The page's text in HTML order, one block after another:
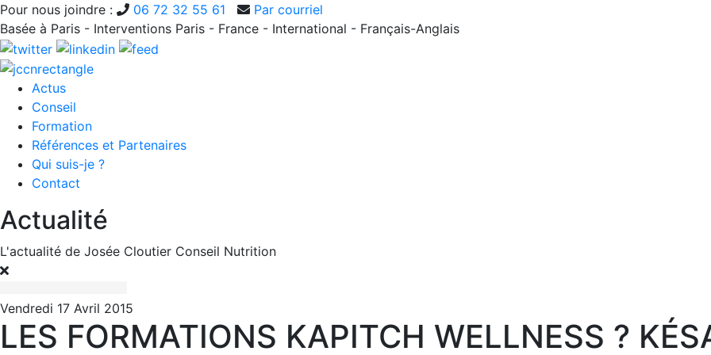
Pour nous joindre : 06 72 32 55 61
Par courriel
Basée à Paris - Interventions Paris - France - International - Français-Anglais
Actus
Conseil
Formation
Références et Partenaires
Qui suis-je ?
Contact
Actualité
L'actualité de Josée Cloutier Conseil Nutrition
Vendredi 17 Avril 2015
LES FORMATIONS KAPITCH WELLNESS ?